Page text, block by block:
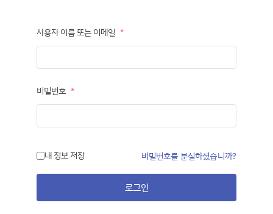
사용자 이름 또는 이메일 *
비밀번호 *
내 정보 저장 비밀번호를 분실하셨습니까?
로그인